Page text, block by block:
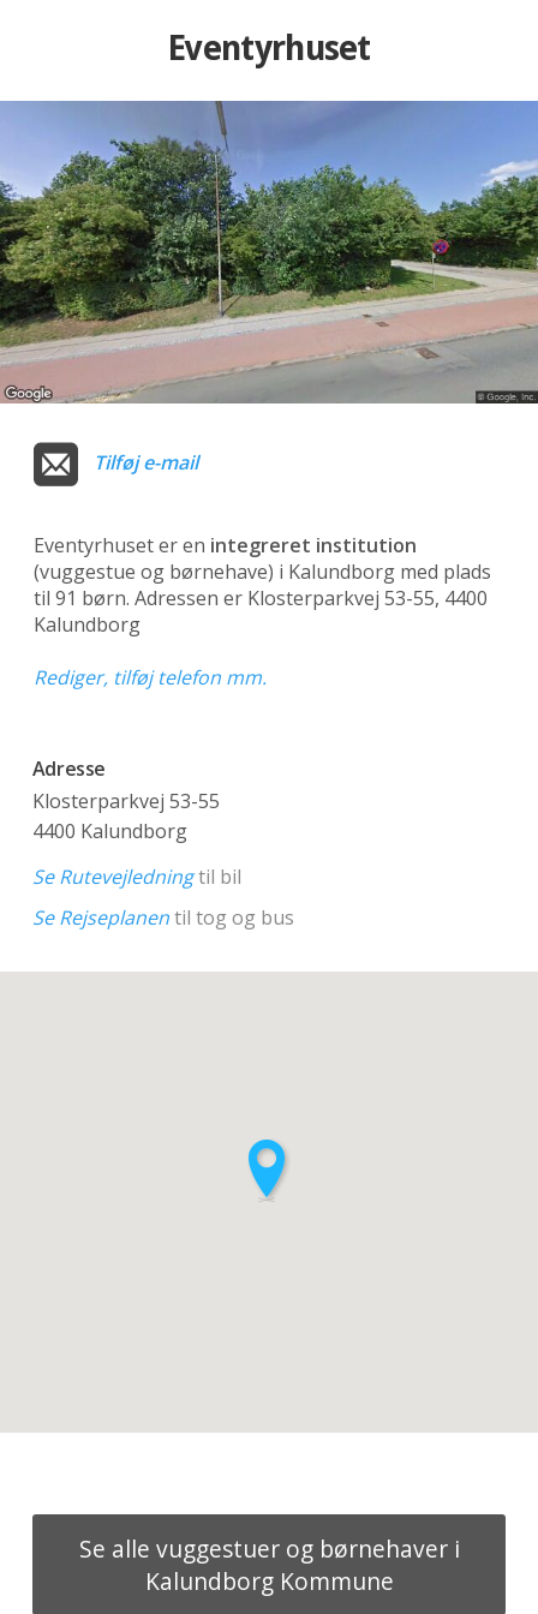
Eventyrhuset
Tilføj e-mail
Eventyrhuset er en integreret institution
(vuggestue og børnehave) i Kalundborg med plads
til 91 børn. Adressen er Klosterparkvej 53-55, 4400
Kalundborg
Rediger, tilføj telefon mm.
Adresse
Klosterparkvej 53-55
4400 Kalundborg
Se Rutevejledningtil bil
Se Rejseplanentil tog og bus
Se alle vuggestuer og børnehaver i
Kalundborg Kommune